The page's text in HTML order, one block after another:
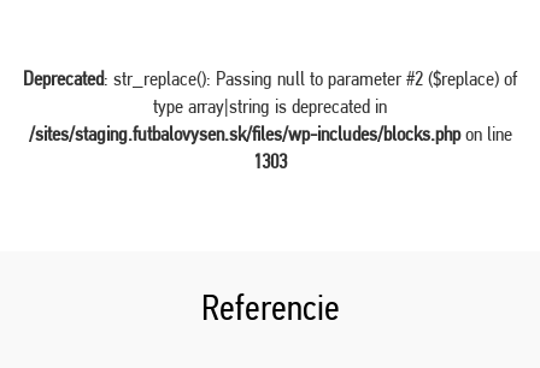
Deprecated: str_replace(): Passing null to parameter #2 ($replace) of
type array|string is deprecated in
/sites/staging.futbalovysen.sk/files/wp-includes/blocks.phpon line
1303
Referencie